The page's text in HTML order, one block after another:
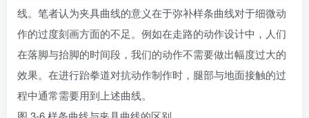
线。笔者认为夹具曲线的意义在于弥补样条曲线对于细微动
作的过度刻画方面的不足。例如在走路的动作设计中，人们
在落脚与抬脚的时间段，我们的动作不需要做出幅度过大的
效果。在进行跆拳道对抗动作制作时，腿部与地面接触的过
程中通常需要用到上述曲线。